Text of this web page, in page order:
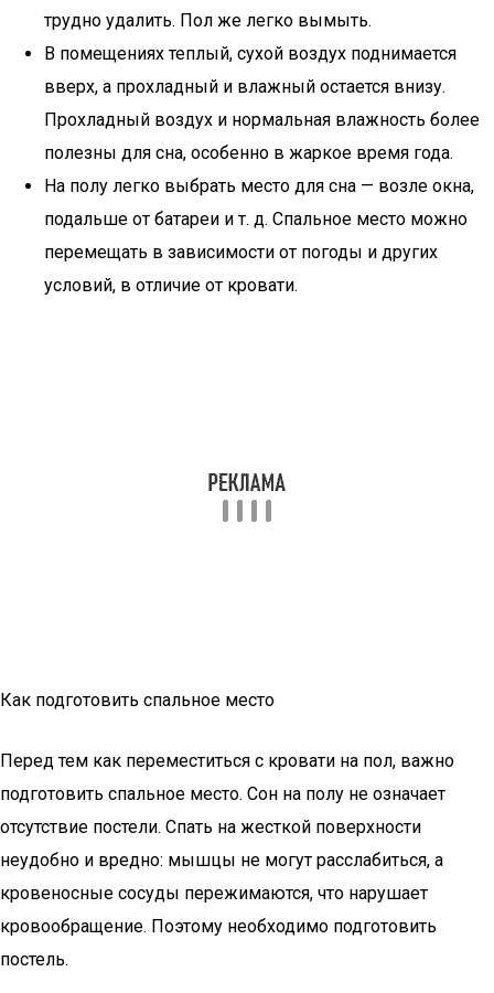
трудно удалить. Пол же легко вымыть.
В помещениях теплый, сухой воздух поднимается
вверх, а прохладный и влажный остается внизу.
Прохладный воздух и нормальная влажность более
полезны для сна, особенно в жаркое время года.
На полу легко выбрать место для сна — возле окна,
подальше от батареи и т. д. Спальное место можно
перемещать в зависимости от погоды и других
условий, в отличие от кровати.
Как подготовить спальное место
Перед тем как переместиться с кровати на пол, важно
подготовить спальное место. Сон на полу не означает
отсутствие постели. Спать на жесткой поверхности
неудобно и вредно: мышцы не могут расслабиться, а
кровеносные сосуды пережимаются, что нарушает
кровообращение. Поэтому необходимо подготовить
постель.